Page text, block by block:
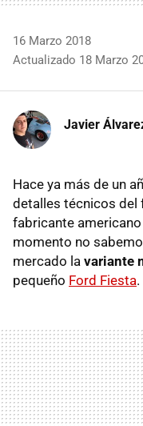
16 Marzo 2018
Actualizado 18 Marzo
Javier
Hace ya más de un
detalles técnicos del
fabricante
momento no
mercado la variante
pequeño Ford Fiesta.